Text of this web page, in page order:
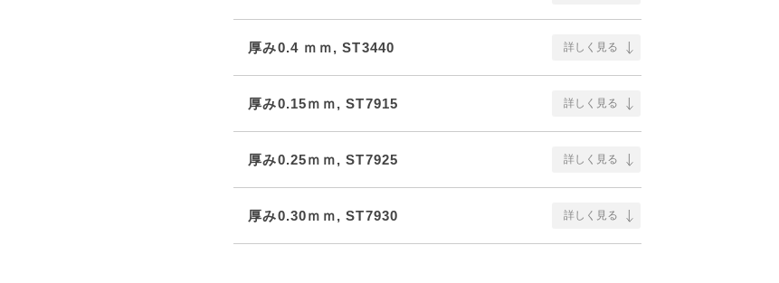
厚み0.4 ｍｍ, ST3440 詳しく見る
厚み0.15ｍｍ, ST7915 詳しく見る
厚み0.25ｍｍ, ST7925 詳しく見る
厚み0.30ｍｍ, ST7930 詳しく見る